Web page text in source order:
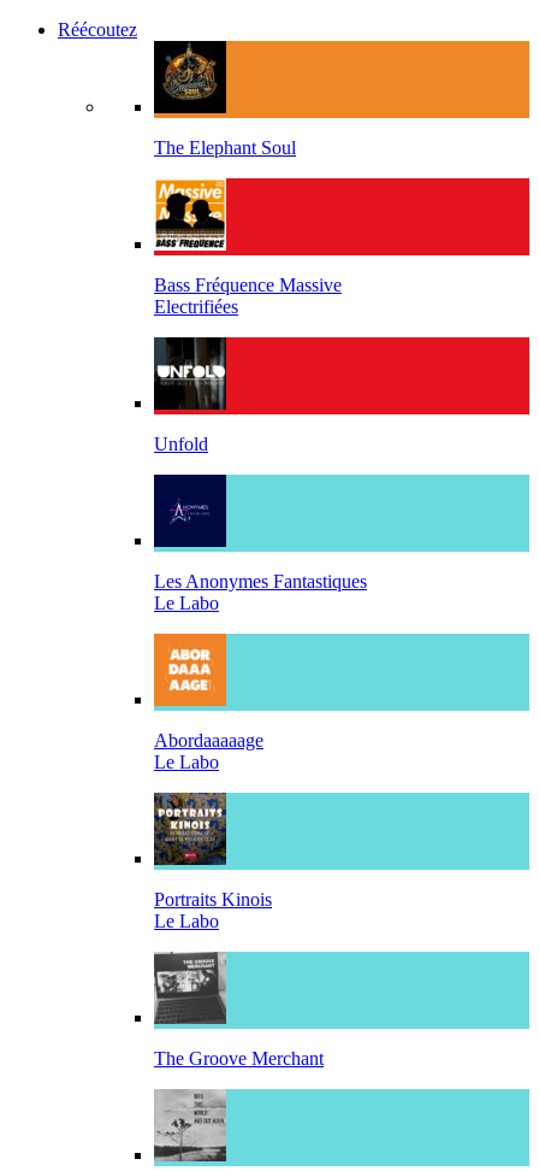
Réécoutez
The Elephant Soul
Bass Fréquence Massive
Electrifiées
Unfold
Les Anonymes Fantastiques
Le Labo
Abordaaaaage
Le Labo
Portraits Kinois
Le Labo
The Groove Merchant